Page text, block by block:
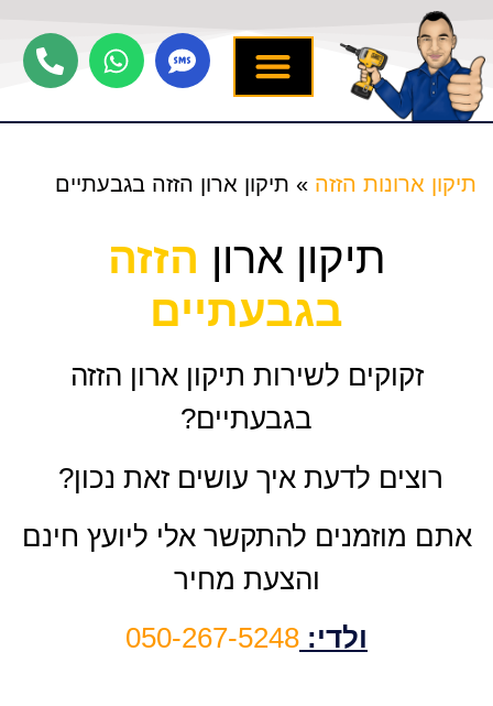
תיקון ארונות הזזה » תיקון ארון הזזה בגבעתיים
תיקון ארון הזזה
בגבעתיים
זקוקים לשירות תיקון ארון הזזה
בגבעתיים?
רוצים לדעת איך עושים זאת נכון?
אתם מוזמנים להתקשר אלי ליועץ חינם
והצעת מחיר
ולדי: 050-267-5248